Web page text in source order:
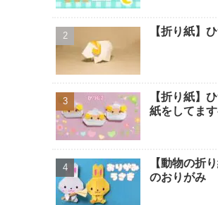
【折り紙】
【折り紙】
紙をしてま
【動物の折
のおりがみ